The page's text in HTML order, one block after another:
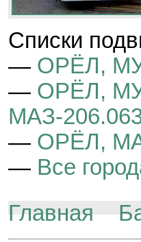
Cписки
— ОРЁЛ,
— ОРЁЛ,
МАЗ-
— ОРЁЛ,
— Все
Главная